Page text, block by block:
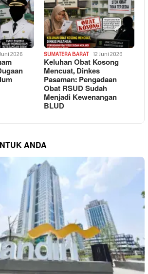
2026 SUMATERA BARAT 12 Juni 2026
Keluhan Obat Kosong
Mencuat, Dinkes
Pasaman: Pengadaan
Obat RSUD Sudah
Menjadi Kewenangan
BLUD
ANDA